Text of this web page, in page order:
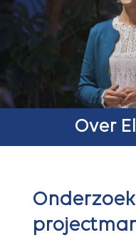
Over